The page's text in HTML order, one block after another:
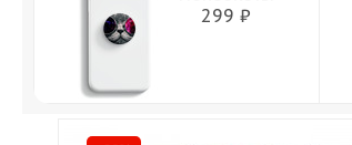
299 ₽